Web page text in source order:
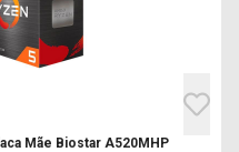
Mãe Biostar A520MHP